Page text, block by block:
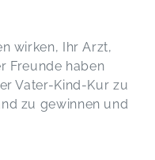
wirken, Ihr Arzt,
Freunde haben
Vater-Kind-Kur zu
zu gewinnen und